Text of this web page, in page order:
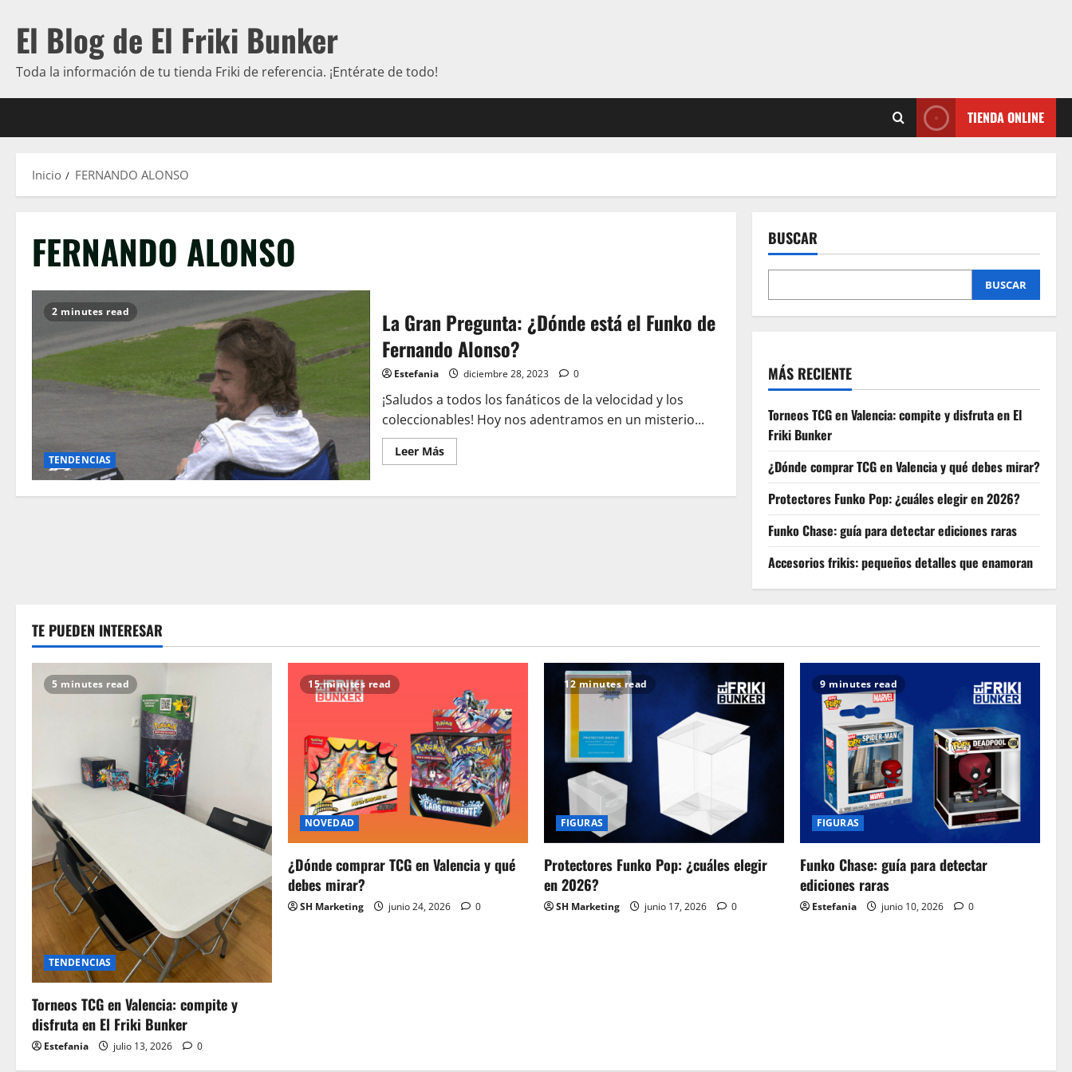
contenido
El Blog de El Friki Bunker
Toda la información de tu tienda Friki de referencia. ¡Entérate de todo!
TIENDA ONLINE
Inicio FERNANDO ALONSO
FERNANDO ALONSO
2 minutes read
TENDENCIAS
La Gran Pregunta: ¿Dónde está el Funko de
Fernando Alonso?
Estefania diciembre 28, 2023 0
¡Saludos a todos los fanáticos de la velocidad y los
coleccionables! Hoy nos adentramos en un misterio...
Leer MásLeer
más
La
BUSCAR
BUSCAR
MÁS RECIENTE
Torneos TCG en Valencia: compite y disfruta en El
Friki Bunker
¿Dónde comprar TCG en Valencia y qué debes mirar?
Protectores Funko Pop: ¿cuáles elegir en 2026?
Funko Chase: guía para detectar ediciones raras
Accesorios frikis: pequeños detalles que enamoran
TE PUEDEN INTERESAR
5 minutes read
TENDENCIAS
Torneos TCG en Valencia: compite y
disfruta en El Friki Bunker
Estefania julio 13, 2026 0
15 minutes read
NOVEDAD
¿Dónde comprar TCG en Valencia y qué
debes mirar?
SH Marketing junio 24, 2026 0
12 minutes read
FIGURAS
Protectores Funko Pop: ¿cuáles elegir
en 2026?
SH Marketing junio 17, 2026 0
9 minutes read
FIGURAS
Funko Chase: guía para detectar
ediciones raras
Estefania junio 10, 2026 0